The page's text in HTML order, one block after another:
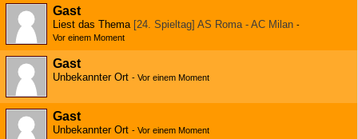
Gast
Liest das Thema [24. Spieltag] AS Roma - AC Milan -
Vor einem Moment
Gast
Unbekannter Ort - Vor einem Moment
Gast
Unbekannter Ort - Vor einem Moment